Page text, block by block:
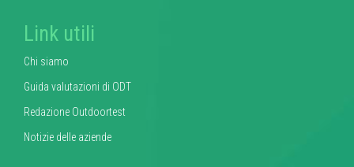
Link utili
Chi siamo
Guida valutazioni di ODT
Redazione Outdoortest
Notizie delle aziende